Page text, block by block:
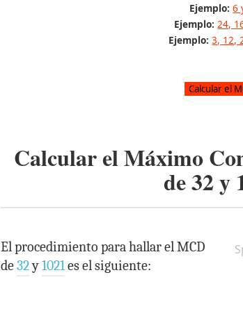
Ejemplo: 6
Ejemplo: 24,
Ejemplo: 3, 12,
Calcular el Máximo
de32y
El procedimiento para hallar el MCD
de32y1021es el siguiente: